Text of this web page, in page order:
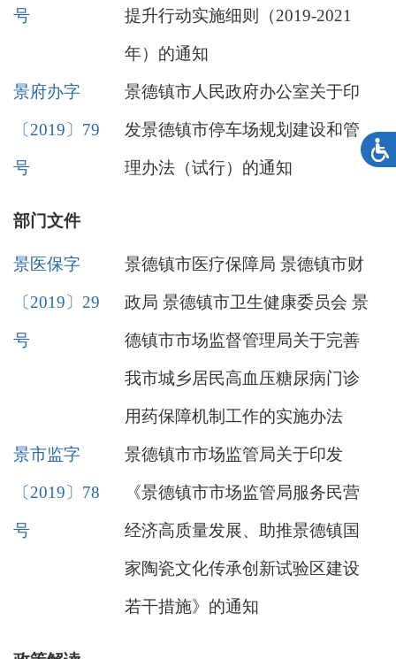
号 提升行动实施细则（2019-2021
年）的通知
景府办字
〔2019〕79
号
景德镇市人民政府办公室关于印
发景德镇市停车场规划建设和管
理办法（试行）的通知
部门文件
景医保字
〔2019〕29
号
景德镇市医疗保障局 景德镇市财
政局 景德镇市卫生健康委员会 景
德镇市市场监督管理局关于完善
我市城乡居民高血压糖尿病门诊
用药保障机制工作的实施办法
景市监字
〔2019〕78
号
景德镇市市场监管局关于印发
《景德镇市市场监管局服务民营
经济高质量发展、助推景德镇国
家陶瓷文化传承创新试验区建设
若干措施》的通知